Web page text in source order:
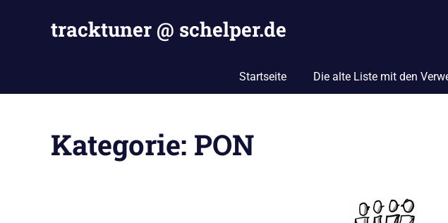
tracktuner @ schelper.de
Hahahaha.
Startseite Die alte Liste mit den
Kategorie: PON